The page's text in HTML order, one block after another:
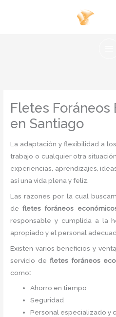
Fletes Foráneos
en Santiago
La adaptación y flexibilidad a
trabajo o cualquier otra
experiencias, aprendizajes,
así una vida plena y feliz.
Las razones por la cual
de fletes foráneos
responsable y cumplida a la
apropiado y el personal
Existen varios beneficios y
servicio de fletes foráneos
como:
Ahorro en tiempo
Seguridad
Personal especializado y